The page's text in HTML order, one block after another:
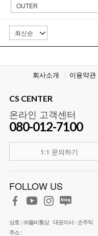
회사소개 이용약관
CS CENTER
온라인 고객센터
080-012-7100
1:1 문의하기
FOLLOW US
상호 : ㈜월비통상 대표이사 : 손주익
주소 :